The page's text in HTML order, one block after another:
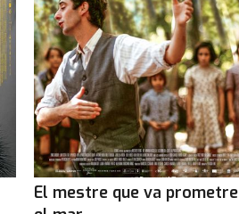
El mestre que va prometre